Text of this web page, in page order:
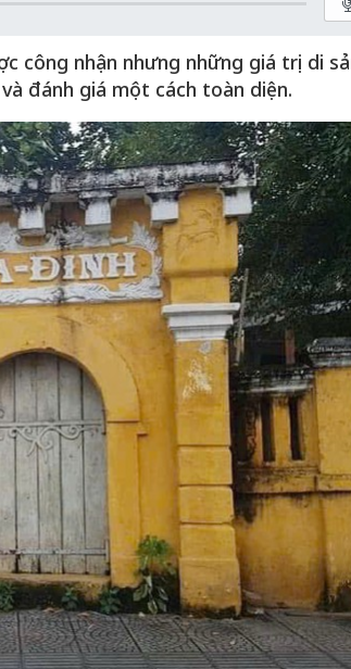
công nhận nhưng những giá trị di
đánh giá một cách toàn diện.
Bắc Biên
làng ven
Nội
TS. Trần Kim